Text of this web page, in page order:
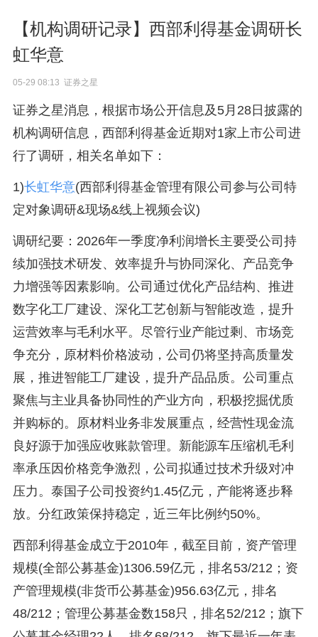
【机构调研记录】西部利得基金调研长
虹华意
05-29 08:13 证券之星
证券之星消息，根据市场公开信息及5月28日披露的
机构调研信息，西部利得基金近期对1家上市公司进
行了调研，相关名单如下：
1)长虹华意(西部利得基金管理有限公司参与公司特
定对象调研&现场&线上视频会议)
调研纪要：2026年一季度净利润增长主要受公司持
续加强技术研发、效率提升与协同深化、产品竞争
力增强等因素影响。公司通过优化产品结构、推进
数字化工厂建设、深化工艺创新与智能改造，提升
运营效率与毛利水平。尽管行业产能过剩、市场竞
争充分，原材料价格波动，公司仍将坚持高质量发
展，推进智能工厂建设，提升产品品质。公司重点
聚焦与主业具备协同性的产业方向，积极挖掘优质
并购标的。原材料业务非发展重点，经营性现金流
良好源于加强应收账款管理。新能源车压缩机毛利
率承压因价格竞争激烈，公司拟通过技术升级对冲
压力。泰国子公司投资约1.45亿元，产能将逐步释
放。分红政策保持稳定，近三年比例约50%。
西部利得基金成立于2010年，截至目前，资产管理
规模(全部公募基金)1306.59亿元，排名53/212；资
产管理规模(非货币公募基金)956.63亿元，排名
48/212；管理公募基金数158只，排名52/212；旗下